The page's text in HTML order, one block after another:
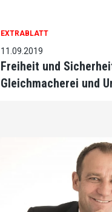
EXTRABLATT
11.09.2019
Freiheit und
Gleichmacherei und